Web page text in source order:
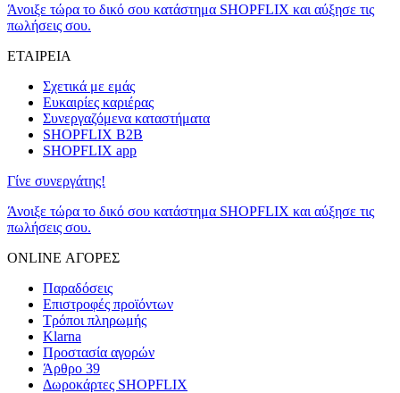
Άνοιξε τώρα το δικό σου κατάστημα SHOPFLIX και αύξησε τις
πωλήσεις σου.
ΕΤΑΙΡΕΙΑ
Σχετικά με εμάς
Ευκαιρίες καριέρας
Συνεργαζόμενα καταστήματα
SHOPFLIX B2B
SHOPFLIX app
Γίνε συνεργάτης!
Άνοιξε τώρα το δικό σου κατάστημα SHOPFLIX και αύξησε τις
πωλήσεις σου.
ONLINE ΑΓΟΡΕΣ
Παραδόσεις
Επιστροφές προϊόντων
Τρόποι πληρωμής
Klarna
Προστασία αγορών
Άρθρο 39
Δωροκάρτες SHOPFLIX